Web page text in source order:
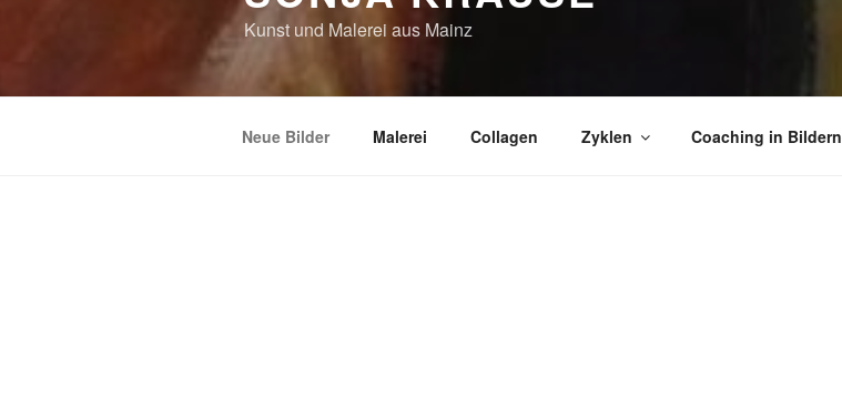
Kunst und Malerei aus Mainz
Neue Bilder Malerei Collagen Zyklen Coaching in Bildern